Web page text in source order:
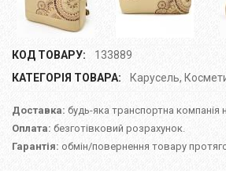
КОД ТОВАРУ:
133889
КАТЕГОРІЯ ТОВАРА:
Карусель,
Доставка: будь-яка транспортна компанія
Оплата: безготівковий розрахунок.
Гарантія: обмін/повернення товару